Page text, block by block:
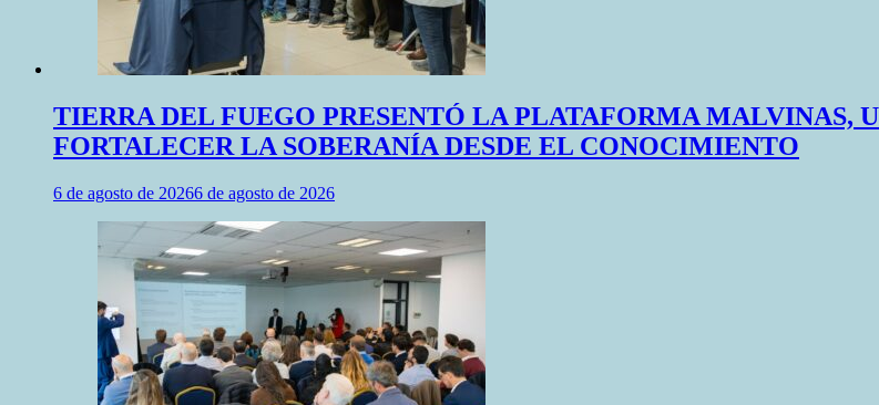
TIERRA DEL FUEGO PRESENTÓ LA PLATAFORMA MALVINAS,
FORTALECER LA SOBERANÍA DESDE EL CONOCIMIENTO
6 de agosto de 20266 de agosto de 2026